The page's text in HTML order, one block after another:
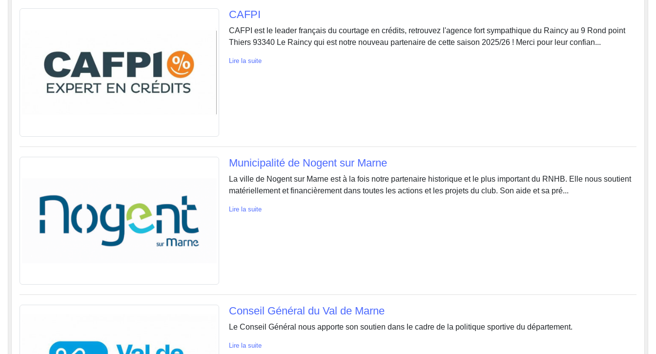
CAFPI
CAFPI est le leader français du courtage en crédits, retrouvez l'agence fort sympathique du Raincy au 9 Rond point
Thiers 93340 Le Raincy qui est notre nouveau partenaire de cette saison 2025/26 ! Merci pour leur confian...
Lire la suite
Municipalité de Nogent sur Marne
La ville de Nogent sur Marne est à la fois notre partenaire historique et le plus important du RNHB. Elle nous soutient
matériellement et financièrement dans toutes les actions et les projets du club. Son aide et sa pré...
Lire la suite
Conseil Général du Val de Marne
Le Conseil Général nous apporte son soutien dans le cadre de la politique sportive du département.
Lire la suite